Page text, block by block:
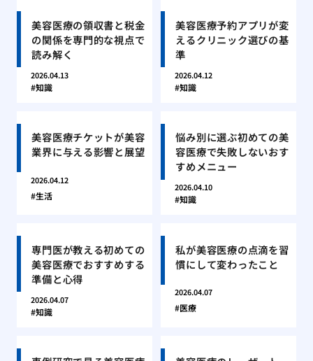
美容医療の領収書と税金
の関係を専門的な視点で
読み解く
2026.04.13
知識
美容医療予約アプリが変
えるクリニック選びの基
準
2026.04.12
知識
美容医療チケットが美容
業界に与える影響と展望
2026.04.12
生活
悩み別に選ぶ初めての美
容医療で失敗しないおす
すめメニュー
2026.04.10
知識
専門医が教える初めての
美容医療でおすすめする
準備と心得
2026.04.07
知識
私が美容医療の点滴を習
慣にして変わったこと
2026.04.07
医療